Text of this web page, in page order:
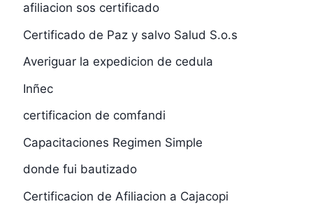
afiliacion sos certificado
Certificado de Paz y salvo Salud S.o.s
Averiguar la expedicion de cedula
Inñec
certificacion de comfandi
Capacitaciones Regimen Simple
donde fui bautizado
Certificacion de Afiliacion a Cajacopi